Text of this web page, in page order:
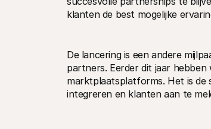
klanten de best mogelijke
De lancering is een andere
partners. Eerder dit jaar
marktplaatsplatforms. Het is de
integreren en klanten aan te